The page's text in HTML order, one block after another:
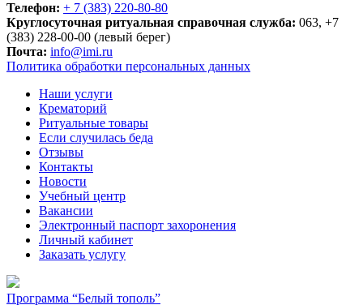
Телефон: + 7 (383) 220-80-80
Круглосуточная ритуальная справочная служба: 063, +7
(383) 228-00-00 (левый берег)
Почта: info@imi.ru
Политика обработки персональных данных
Наши услуги
Крематорий
Ритуальные товары
Если случилась беда
Отзывы
Контакты
Новости
Учебный центр
Вакансии
Электронный паспорт захоронения
Личный кабинет
Заказать услугу
Программа “Белый тополь”